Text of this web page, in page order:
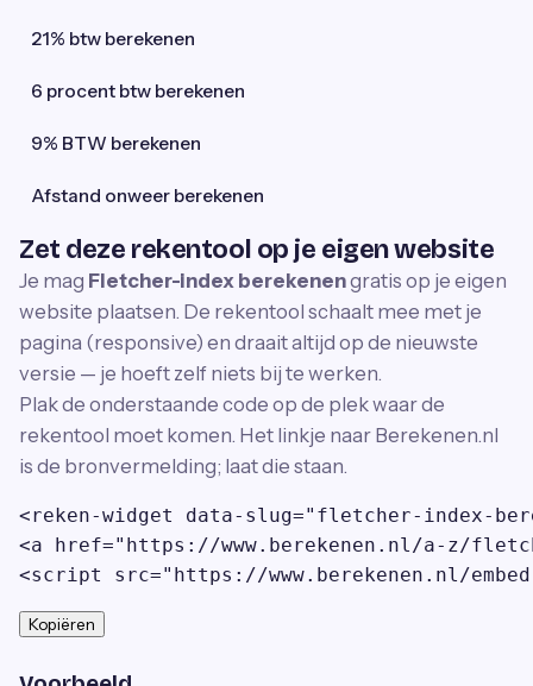
21% btw berekenen
6 procent btw berekenen
9% BTW berekenen
Afstand onweer berekenen
Zet deze rekentool op je eigen website
Je mag Fletcher-index berekenengratis op je eigen
website plaatsen. De rekentool schaalt mee met je
pagina (responsive) en draait altijd op de nieuwste
versie — je hoeft zelf niets bij te werken.
Plak de onderstaande code op de plek waar de
rekentool moet komen. Het linkje naar Berekenen.nl
is de bronvermelding; laat die staan.
<reken-widget data-slug="fletcher-index-
<a href="https://www.berekenen.nl/a-z/
<script src="https://www.berekenen.nl/
Kopiëren